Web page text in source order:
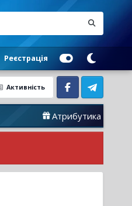
Реєстрація
Активність
Facebook Telegram
Атрибутика